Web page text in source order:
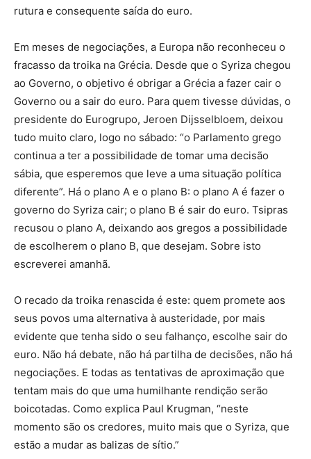
rutura e consequente saída do euro.
Em meses de negociações, a Europa não reconheceu o
fracasso da troika na Grécia. Desde que o Syriza chegou
ao Governo, o objetivo é obrigar a Grécia a fazer cair o
Governo ou a sair do euro. Para quem tivesse dúvidas, o
presidente do Eurogrupo, Jeroen Dijsselbloem, deixou
tudo muito claro, logo no sábado: “o Parlamento grego
continua a ter a possibilidade de tomar uma decisão
sábia, que esperemos que leve a uma situação política
diferente”. Há o plano A e o plano B: o plano A é fazer o
governo do Syriza cair; o plano B é sair do euro. Tsipras
recusou o plano A, deixando aos gregos a possibilidade
de escolherem o plano B, que desejam. Sobre isto
escreverei amanhã.
O recado da troika renascida é este: quem promete aos
seus povos uma alternativa à austeridade, por mais
evidente que tenha sido o seu falhanço, escolhe sair do
euro. Não há debate, não há partilha de decisões, não há
negociações. E todas as tentativas de aproximação que
tentam mais do que uma humilhante rendição serão
boicotadas. Como explica Paul Krugman, “neste
momento são os credores, muito mais que o Syriza, que
estão a mudar as balizas de sítio.”